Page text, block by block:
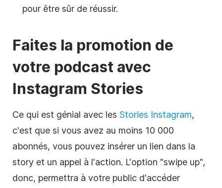
pour être sûr de réussir.
Faites la promotion de
votre podcast avec
Instagram Stories
Ce qui est génial avec les Stories Instagram,
c'est que si vous avez au moins 10 000
abonnés, vous pouvez insérer un lien dans la
story et un appel à l'action. L'option "swipe up",
donc, permettra à votre public d'accéder